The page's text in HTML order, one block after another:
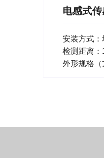
电感式
安装方式：
检测距离：
外形规格